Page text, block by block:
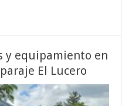
y equipamiento en
El Lucero